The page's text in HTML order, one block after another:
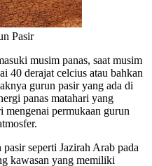
Pasir
musim panas, saat musim
40 derajat celcius atau bahkan
gurun pasir yang ada di
panas matahari yang
mengenai permukaan gurun
seperti Jazirah Arab pada
kawasan yang memiliki